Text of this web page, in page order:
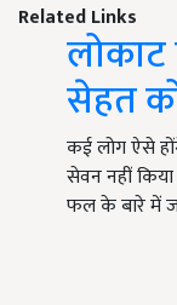
Related Links
सेहत
कई लोग ऐसे
सेवन नहीं
फल के बारे में